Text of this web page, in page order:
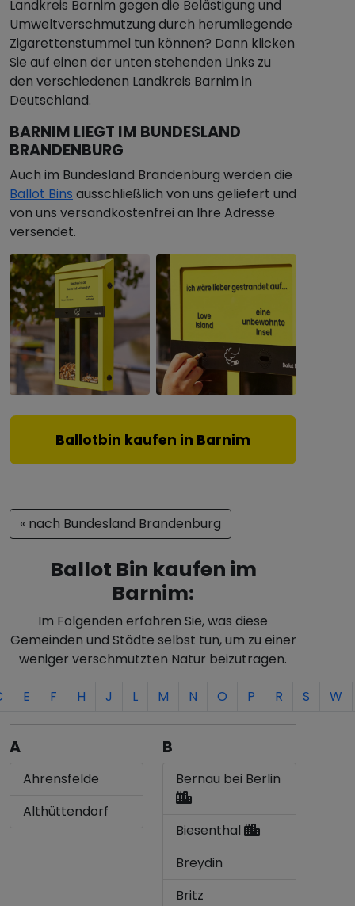
Landkreis Barnim gegen die Belästigung und
Umweltverschmutzung durch herumliegende
Zigarettenstummel tun können? Dann klicken
Sie auf einen der unten stehenden Links zu
den verschiedenen Landkreis Barnim in
Deutschland.
BARNIM LIEGT IM BUNDESLAND
BRANDENBURG
Auch im Bundesland Brandenburg werden die
Ballot Bins ausschließlich von uns geliefert und
von uns versandkostenfrei an Ihre Adresse
versendet.
Ballotbin kaufen in Barnim
« nach Bundesland Brandenburg
Ballot Bin kaufen im
Barnim:
Im Folgenden erfahren Sie, was diese
Gemeinden und Städte selbst tun, um zu einer
weniger verschmutzten Natur beizutragen.
E F H J L M N O P R S W
A
Ahrensfelde
Althüttendorf
B
Bernau bei Berlin
Biesenthal
Breydin
Britz